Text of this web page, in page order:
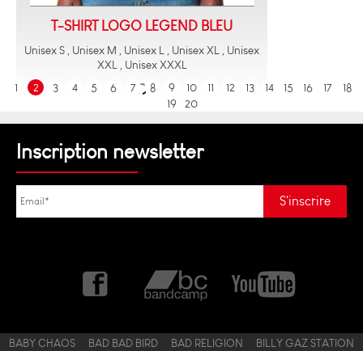
T-SHIRT LOGO LEGEND BLEU
Unisex S , Unisex M , Unisex L , Unisex XL , Unisex
XXL , Unisex XXXL
1 2 3 4 5 6 7 8 9 10 11 12 13 14 15 16 17
18
19 20
Inscription newsletter
BABY CHAOS BAD BAD BIRD BAD RELIGION
BILLY GAZ STATION